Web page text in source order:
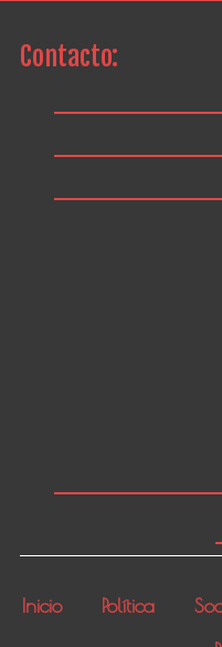
Contacto:
Inicio Política